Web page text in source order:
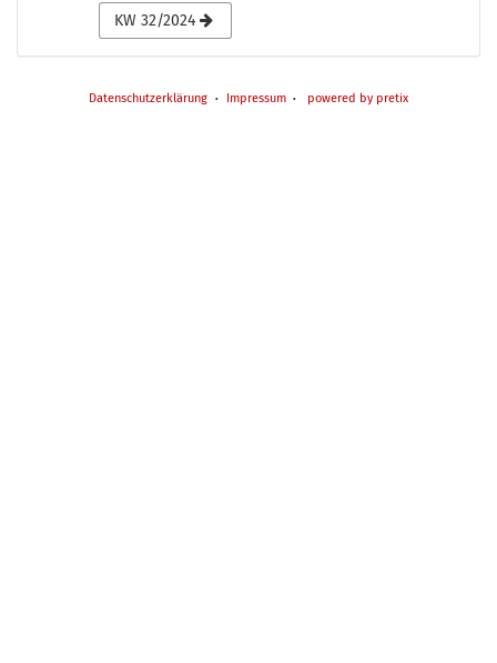
Anzeige
auswählen
KW 32/2024
Datenschutzerklärung Impressum powered by pretix